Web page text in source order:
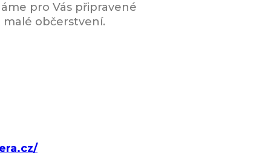
pro Vás připravené
malé občerstvení.